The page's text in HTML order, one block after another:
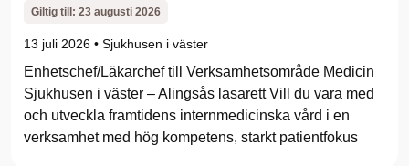
Giltig till: 23 augusti 2026
13 juli 2026 • Sjukhusen i väster
Enhetschef/Läkarchef till Verksamhetsområde Medicin
Sjukhusen i väster – Alingsås lasarett Vill du vara med
och utveckla framtidens internmedicinska vård i en
verksamhet med hög kompetens, starkt patientfokus